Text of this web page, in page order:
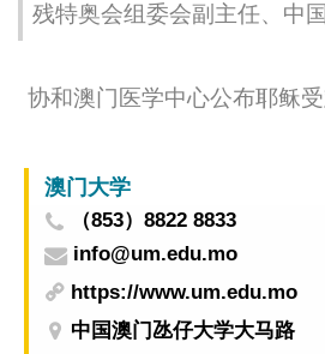
残特奥会组委会副主任、中
协和澳门医学中心公布耶稣
澳门大学
（853）8822 8833
info@um.edu.mo
https://www.um.edu.mo
中国澳门氹仔大学大马路